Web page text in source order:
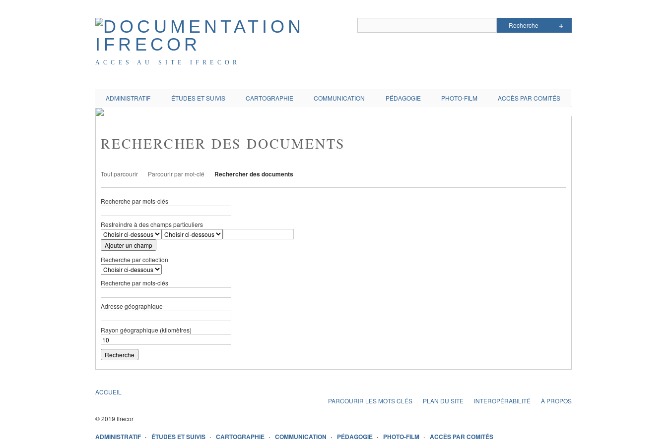
ACCES AU SITE IFRECOR
ADMINISTRATIF ÉTUDES ET SUIVIS CARTOGRAPHIE COMMUNICATION PÉDAGOGIE PHOTO-FILM ACCÈS PAR COMITÉS
RECHERCHER DES DOCUMENTS
Tout parcourir Parcourir par mot-clé Rechercher des documents
Recherche par mots-clés
Restreindre à des champs particuliers
Ajouter un champ
Recherche par collection
Recherche par mots-clés
Adresse géographique
Rayon géographique (kilomètres)
ACCUEIL
PARCOURIR LES MOTS CLÉS
PLAN DU SITE INTEROPÉRABILITÉ À PROPOS
© 2019 Ifrecor
ADMINISTRATIF ÉTUDES ET SUIVIS CARTOGRAPHIE COMMUNICATION PÉDAGOGIE PHOTO-FILM ACCÈS PAR COMITÉS